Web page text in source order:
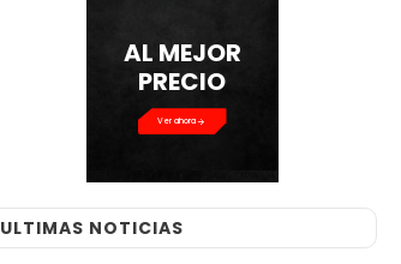
AL MEJOR
PRECIO
Ver ahora
ULTIMAS NOTICIAS